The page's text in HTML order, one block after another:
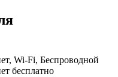
Wi-Fi, Беспроводной
бесплатно